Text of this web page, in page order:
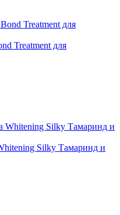
Treatment для
Silky Тамаринд и